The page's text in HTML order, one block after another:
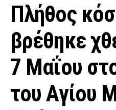
Πλήθος
βρέθηκε
7 Μαΐου
του Αγίου